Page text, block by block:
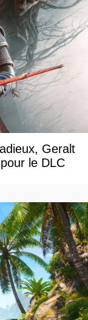
Geralt
le DLC